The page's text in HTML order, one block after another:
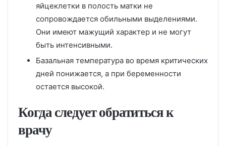
яйцеклетки в полость матки не
сопровождается обильными выделениями.
Они имеют мажущий характер и не могут
быть интенсивными.
Базальная температура во время критических
дней понижается, а при беременности
остается высокой.
Когда следует обратиться к
врачу